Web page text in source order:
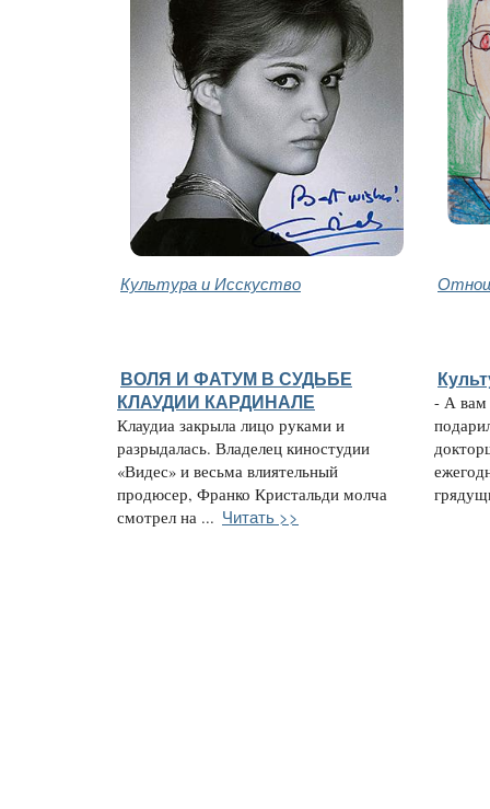
Культура и Исскуство
ВОЛЯ И ФАТУМ В СУДЬБЕ
КЛАУДИИ КАРДИНАЛЕ
Клаудиа закрыла лицо руками и
разрыдалась. Владелец киностудии
«Видес» и весьма влиятельный
продюсер, Франко Кристальди молча
смотрел на ... Читать >>
- А вам